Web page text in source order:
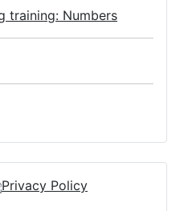
training: Numbers
Privacy Policy